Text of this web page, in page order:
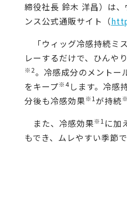
締役社長 鈴木 洋昌）は
ンス公式通販サイト（
「ウィッグ冷感持続ミ
レーするだけで、ひんや
※2。冷感成分のメントー
をキープ※4します。冷感
分後も冷感効果※1 が持続
また、冷感効果※1 に加
もでき、ムレやすい季節